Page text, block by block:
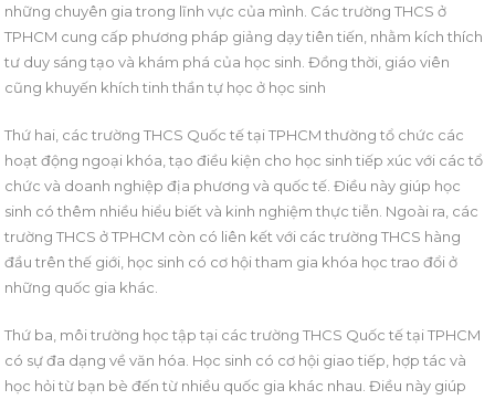
những chuyên gia trong lĩnh vực của mình. Các trường THCS ở
TPHCM cung cấp phương pháp giảng dạy tiên tiến, nhằm kích thích
tư duy sáng tạo và khám phá của học sinh. Đồng thời, giáo viên
cũng khuyến khích tinh thần tự học ở học sinh
Thứ hai, các trường THCS Quốc tế tại TPHCM thường tổ chức các
hoạt động ngoại khóa, tạo điều kiện cho học sinh tiếp xúc với các tổ
chức và doanh nghiệp địa phương và quốc tế. Điều này giúp học
sinh có thêm nhiều hiểu biết và kinh nghiệm thực tiễn. Ngoài ra, các
trường THCS ở TPHCM còn có liên kết với các trường THCS hàng
đầu trên thế giới, học sinh có cơ hội tham gia khóa học trao đổi ở
những quốc gia khác.
Thứ ba, môi trường học tập tại các trường THCS Quốc tế tại TPHCM
có sự đa dạng về văn hóa. Học sinh có cơ hội giao tiếp, hợp tác và
học hỏi từ bạn bè đến từ nhiều quốc gia khác nhau. Điều này giúp